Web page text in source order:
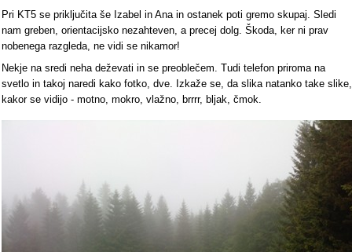
Pri KT5 se priključita še Izabel in Ana in ostanek poti gremo skupaj. Sledi
nam greben, orientacijsko nezahteven, a precej dolg. Škoda, ker ni prav
nobenega razgleda, ne vidi se nikamor!
Nekje na sredi neha deževati in se preoblečem. Tudi telefon priroma na
svetlo in takoj naredi kako fotko, dve. Izkaže se, da slika natanko take slike,
kakor se vidijo - motno, mokro, vlažno, brrrr, bljak, čmok.